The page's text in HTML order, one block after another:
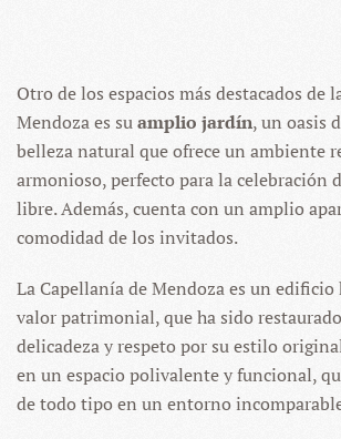
Otro de los espacios más destacados de
Mendoza es suamplio jardín, un oasis
belleza natural que ofrece un ambiente
armonioso, perfecto para la celebración
libre. Además, cuenta con un amplio
comodidad de los invitados.
La Capellanía de Mendoza es un
valor patrimonial, que ha sido
delicadeza y respeto por su estilo
en un espacio polivalente y funcional,
de todo tipo en un entorno